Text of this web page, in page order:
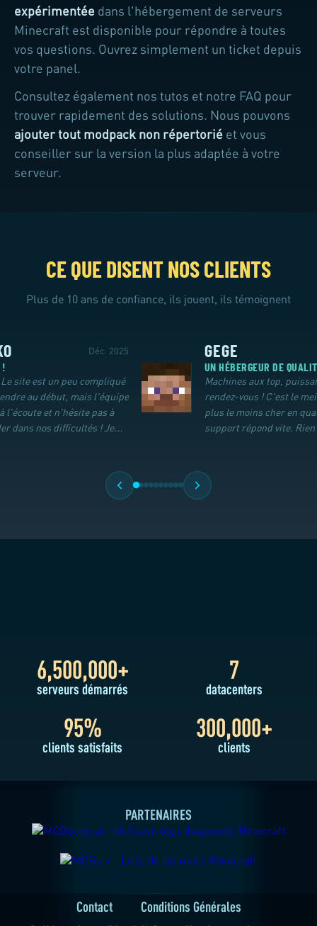
UNE QUESTION ?
NOTRE SUPPORT MINECRAFT
expérimentée dans l'hébergement de serveurs
Minecraft est disponible pour répondre à toutes
vos questions. Ouvrez simplement un ticket depuis
votre panel.
Consultez également nos tutos et notre FAQ pour
trouver rapidement des solutions. Nous pouvons
ajouter tout modpack non répertorié et vous
conseiller sur la version la plus adaptée à votre
serveur.
CE QUE DISENT NOS CLIENTS
Plus de 10 ans de confiance, ils jouent, ils témoignent
Déc. 2025
!
site est un peu compliqué
au début, mais l'équipe
l'écoute et n'hésite pas à
dans nos difficultés ! Je
GEGE
UN HÉBERGEUR DE
Machines aux top,
rendez-vous ! C'est le
plus le moins cher en
support répond vite.
6,500,000+
serveurs démarrés
7
datacenters
95%
clients satisfaits
300,000+
clients
PARTENAIRES
Contact
Conditions Générales